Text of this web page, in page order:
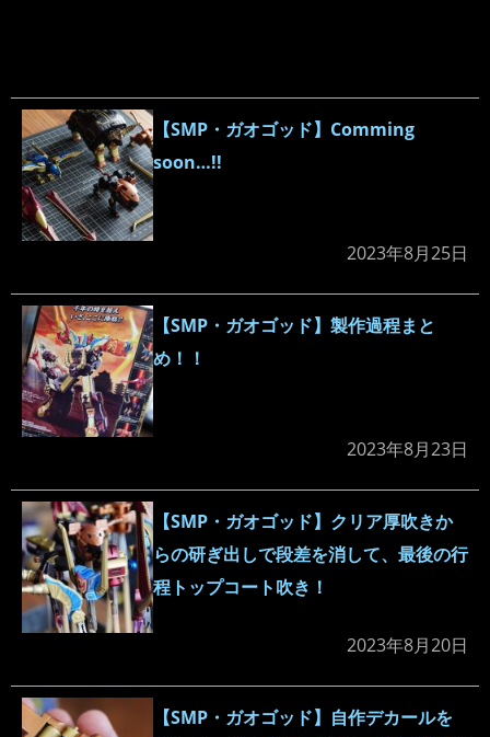
【SMP・ガオゴッド】Comming
soon…!!
2023年8月25日
【SMP・ガオゴッド】製作過程まと
め！！
2023年8月23日
【SMP・ガオゴッド】クリア厚吹きか
らの研ぎ出しで段差を消して、最後の行
程トップコート吹き！
2023年8月20日
【SMP・ガオゴッド】自作デカールを